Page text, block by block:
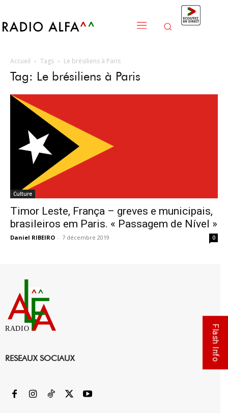
Accueil Tags Le brésiliens à Paris
Tag: Le brésiliens à Paris
Culture
Timor Leste, França – greves e municipais,
brasileiros em Paris. « Passagem de Nível »
Daniel RIBEIRO - 7 décembre 2019 0
RADIO
RESEAUX SOCIAUX Flash Info